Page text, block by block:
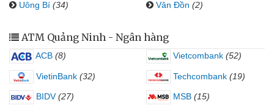
Uông Bí (34) Vân Đồn (2)
ATM Quảng Ninh - Ngân hàng
ACB (8) Vietcombank (52)
VietinBank (32) Techcombank (19)
BIDV (27) MSB (15)